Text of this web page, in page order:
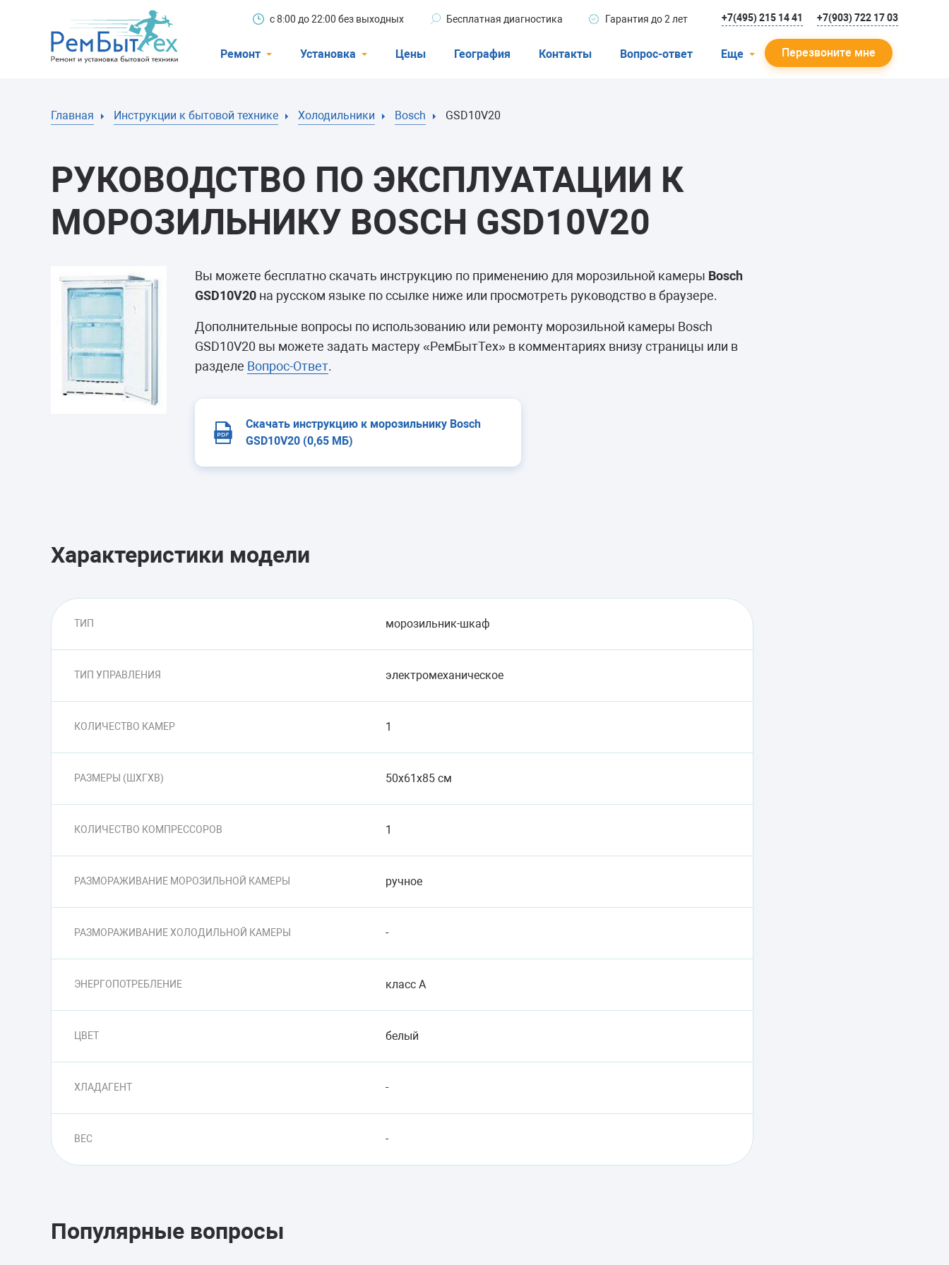
с 8:00 до 22:00 без выходных Бесплатная диагностика Гарантия до 2 лет +7(495) 215 14 41 +7(903) 722 17 03
Ремонт
Стиральные машины
Телевизоры
Варочные панели
Духовные шкафы
Сушильные машины
Установка
Посудомоечные машины
Цены География Контакты Вопрос-ответ Еще Перезвоните мне
Главная Инструкции к бытовой технике Холодильники Bosch GSD10V20
РУКОВОДСТВО ПО ЭКСПЛУАТАЦИИ К
МОРОЗИЛЬНИКУ BOSCH GSD10V20
Вы можете бесплатно скачать инструкцию по применению для морозильной камеры Bosch
GSD10V20 на русском языке по ссылке ниже или просмотреть руководство в браузере.
Дополнительные вопросы по использованию или ремонту морозильной камеры Bosch
GSD10V20 вы можете задать мастеру «РемБытТех» в комментариях внизу страницы или в
разделе Вопрос-Ответ.
Скачать инструкцию к морозильнику Bosch
GSD10V20 (0,65 МБ)
Характеристики модели
ТИП морозильник-шкаф
ТИП УПРАВЛЕНИЯ электромеханическое
КОЛИЧЕСТВО КАМЕР 1
РАЗМЕРЫ (ШXГXВ) 50x61x85 см
КОЛИЧЕСТВО КОМПРЕССОРОВ 1
РАЗМОРАЖИВАНИЕ МОРОЗИЛЬНОЙ КАМЕРЫ ручное
РАЗМОРАЖИВАНИЕ ХОЛОДИЛЬНОЙ КАМЕРЫ -
ЭНЕРГОПОТРЕБЛЕНИЕ класс A
ЦВЕТ белый
ХЛАДАГЕНТ -
ВЕС -
Популярные вопросы